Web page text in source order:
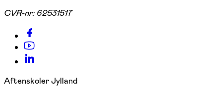
CVR-nr: 62531517
Aftenskoler Jylland